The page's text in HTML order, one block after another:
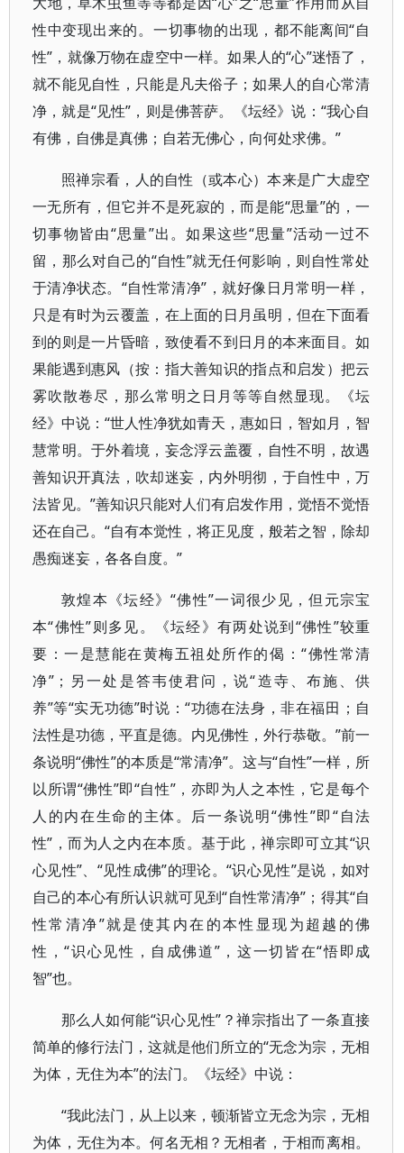
性中变现出来的。一切事物的出现，都不能离间“自
性”，就像万物在虚空中一样。如果人的“心”迷悟了，
就不能见自性，只能是凡夫俗子；如果人的自心常清
净，就是“见性”，则是佛菩萨。《坛经》说：“我心自
有佛，自佛是真佛；自若无佛心，向何处求佛。”
照禅宗看，人的自性（或本心）本来是广大虚空
一无所有，但它并不是死寂的，而是能“思量”的，一
切事物皆由“思量”出。如果这些“思量”活动一过不
留，那么对自己的“自性”就无任何影响，则自性常处
于清净状态。“自性常清净”，就好像日月常明一样，
只是有时为云覆盖，在上面的日月虽明，但在下面看
到的则是一片昏暗，致使看不到日月的本来面目。如
果能遇到惠风（按：指大善知识的指点和启发）把云
雾吹散卷尽，那么常明之日月等等自然显现。《坛
经》中说：“世人性净犹如青天，惠如日，智如月，智
慧常明。于外着境，妄念浮云盖覆，自性不明，故遇
善知识开真法，吹却迷妄，内外明彻，于自性中，万
法皆见。”善知识只能对人们有启发作用，觉悟不觉悟
还在自己。“自有本觉性，将正见度，般若之智，除却
愚痴迷妄，各各自度。”
敦煌本《坛经》“佛性”一词很少见，但元宗宝
本“佛性”则多见。《坛经》有两处说到“佛性”较重
要：一是慧能在黄梅五祖处所作的偈：“佛性常清
净”；另一处是答韦使君问，说“造寺、布施、供
养”等“实无功德”时说：“功德在法身，非在福田；自
法性是功德，平直是德。内见佛性，外行恭敬。”前一
条说明“佛性”的本质是“常清净”。这与“自性”一样，所
以所谓“佛性”即“自性”，亦即为人之本性，它是每个
人的内在生命的主体。后一条说明“佛性”即“自法
性”，而为人之内在本质。基于此，禅宗即可立其“识
心见性”、“见性成佛”的理论。“识心见性”是说，如对
自己的本心有所认识就可见到“自性常清净”；得其“自
性常清净”就是使其内在的本性显现为超越的佛
性，“识心见性，自成佛道”，这一切皆在“悟即成
智”也。
那么人如何能“识心见性”？禅宗指出了一条直接
简单的修行法门，这就是他们所立的“无念为宗，无相
为体，无住为本”的法门。《坛经》中说：
“我此法门，从上以来，顿渐皆立无念为宗，无相
为体，无住为本。何名无相？无相者，于相而离相。